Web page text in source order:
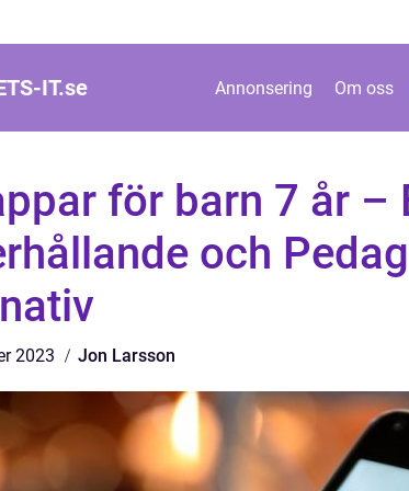
IT.se Annonsering Om oss
för barn 7 år –
och
2023 Jon Larsson